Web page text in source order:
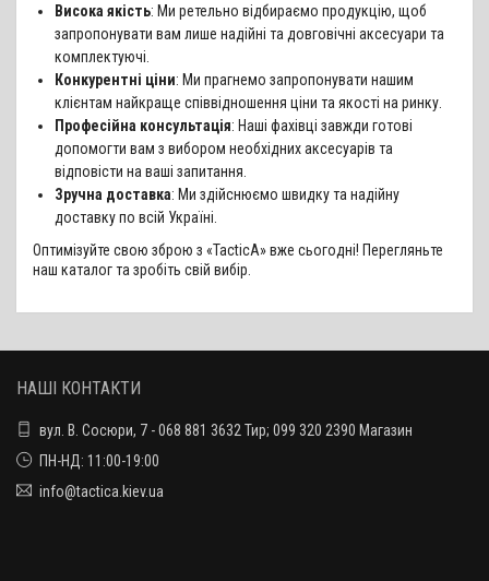
Висока якість: Ми ретельно відбираємо продукцію, щоб
запропонувати вам лише надійні та довговічні аксесуари та
комплектуючі.
Конкурентні ціни: Ми прагнемо запропонувати нашим
клієнтам найкраще співвідношення ціни та якості на ринку.
Професійна консультація: Наші фахівці завжди готові
допомогти вам з вибором необхідних аксесуарів та
відповісти на ваші запитання.
Зручна доставка: Ми здійснюємо швидку та надійну
доставку по всій Україні.
Оптимізуйте свою зброю з «TacticA» вже сьогодні! Перегляньте
наш каталог та зробіть свій вибір.
НАШІ КОНТАКТИ
вул. В. Сосюри, 7 - 068 881 3632 Тир; 099 320 2390 Магазин
ПН-НД: 11:00-19:00
info@tactica.kiev.ua